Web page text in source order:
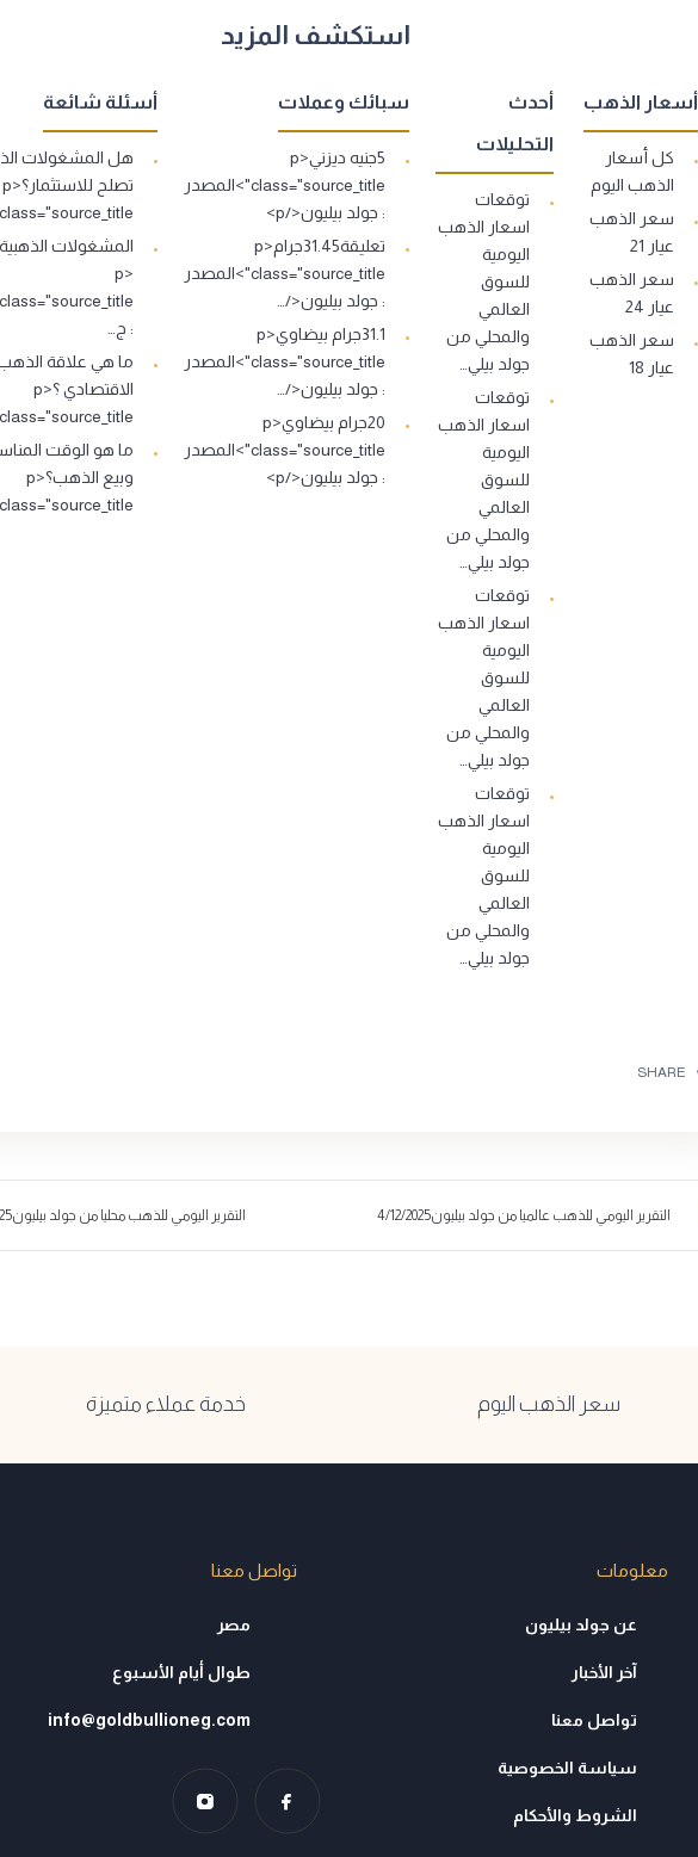
استكشف المزيد
أسعار الذهب
كل أسعار
الذهب اليوم
سعر الذهب
عيار 21
سعر الذهب
عيار 24
سعر الذهب
عيار 18
أحدث
التحليلات
توقعات
اسعار الذهب
اليومية
للسوق
العالمي
والمحلي من
جولد بيلي…
توقعات
اسعار الذهب
اليومية
للسوق
العالمي
والمحلي من
جولد بيلي…
توقعات
اسعار الذهب
اليومية
للسوق
العالمي
والمحلي من
جولد بيلي…
توقعات
اسعار الذهب
اليومية
للسوق
العالمي
والمحلي من
جولد بيلي…
سبائك وعملات
5جنيه ديزني<p
class="source_title">المصدر
: جولد بيليون</p>
تعليقة31.45جرام<p
class="source_title">المصدر
: جولد بيليون</…
31.1جرام بيضاوي<p
class="source_title">المصدر
: جولد بيليون</…
20جرام بيضاوي<p
class="source_title">المصدر
: جولد بيليون</p>
أسئلة شائعة
هل المشغولات
تصلح للاستثمار؟<p
class="source_title">ا…
<p
: ج…
ما هي علاقة
الاقتصادي ؟<p
class="source_title">…
ما هو الوقت
وبيع الذهب؟<p
class="source_title">…
SHARE
التقرير اليومي للذهب عالميا من جولد بيليون4/12/2025 التقرير اليومي للذهب محليا من جولد بيليون5/12/2025
سعر الذهب اليوم خدمة عملاء متميزة
معلومات
عن جولد بيليون
آخر الأخبار
تواصل معنا
سياسة الخصوصية
الشروط والأحكام
تواصل معنا
مصر
طوال أيام الأسبوع
info@goldbullioneg.com